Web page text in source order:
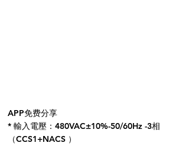
​APP免费分享
* 輸入電壓：480VAC±10%-50/60Hz -3相
（CCS1+NACS ）